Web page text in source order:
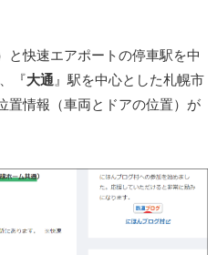
と快速エアポートの停車駅を中
『大通 』駅を中心とした札幌市
置情報（車両とドアの位置）が